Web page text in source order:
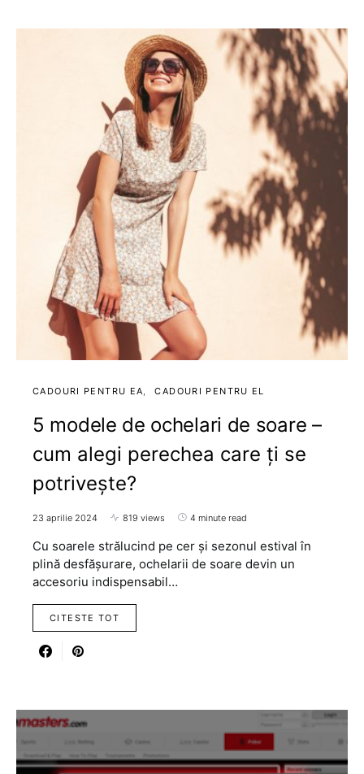
CADOURI PENTRU EA CADOURI PENTRU EL
5 modele de ochelari de soare –
cum alegi perechea care ți se
potrivește?
23 aprilie 2024 819 views 4 minute read
Cu soarele strălucind pe cer și sezonul estival în
plină desfășurare, ochelarii de soare devin un
accesoriu indispensabil…
CITESTE TOT